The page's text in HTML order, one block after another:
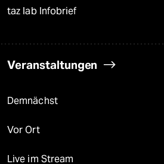
taz lab Infobrief
Veranstaltungen
Demnächst
Vor Ort
Live im Stream